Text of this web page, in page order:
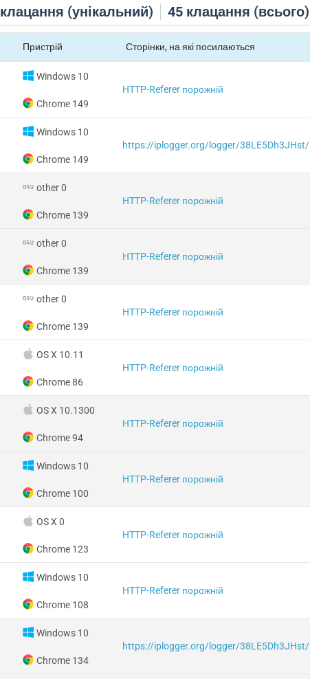
клацання (унікальний) 45 клацання (всього)
Пристрій Сторінки, на які посилаються
Windows 10
Chrome 149
HTTP-Referer порожній
Windows 10
Chrome 149
https://iplogger.org/logger/38LE5Dh3JHst/
other 0
Chrome 139
HTTP-Referer порожній
other 0
Chrome 139
HTTP-Referer порожній
other 0
Chrome 139
HTTP-Referer порожній
OS X 10.11
Chrome 86
HTTP-Referer порожній
OS X 10.1300
Chrome 94
HTTP-Referer порожній
Windows 10
Chrome 100
HTTP-Referer порожній
OS X 0
Chrome 123
HTTP-Referer порожній
Windows 10
Chrome 108
HTTP-Referer порожній
Windows 10
Chrome 134
https://iplogger.org/logger/38LE5Dh3JHst/